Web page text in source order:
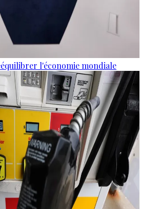
l'économie mondiale